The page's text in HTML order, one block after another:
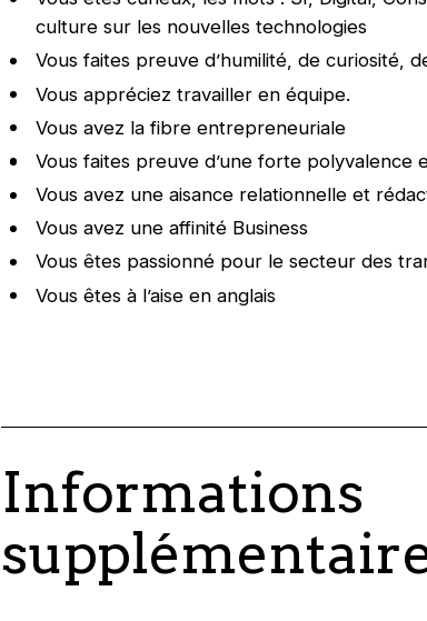
culture sur les nouvelles technologies
Vous faites preuve d’humilité, de curiosité,
Vous appréciez travailler en équipe.
Vous avez la fibre entrepreneuriale
Vous faites preuve d’une forte polyvalence
Vous avez une aisance relationnelle et
Vous avez une affinité Business
Vous êtes passionné pour le secteur des
Vous êtes à l’aise en anglais
Informations